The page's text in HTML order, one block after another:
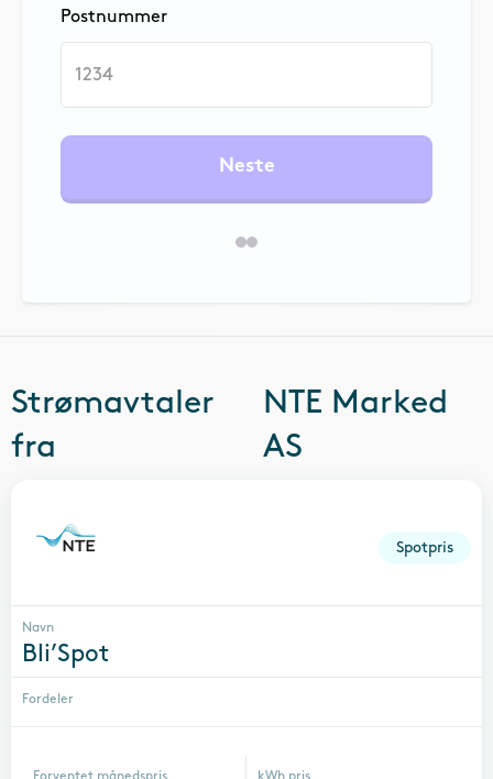
Postnummer
Neste
Strømavtaler
fra
NTE Marked
AS
Spotpris
Navn
Bli’Spot
Fordeler
Forventet månedspris kWh pris